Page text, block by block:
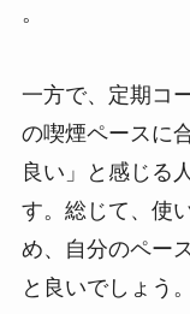
。
一方で、定期コ
の喫煙ペースに
良い」と感じる
す。総じて、使
め、自分のペー
と良いでしょう。